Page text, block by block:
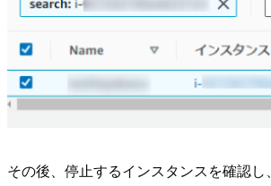
その後、停止するインスタンスを確認し、